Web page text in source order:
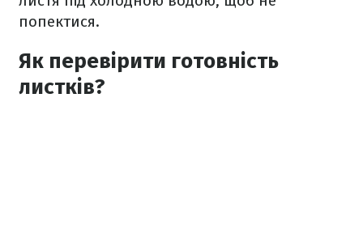
попектися.
Як перевірити готовність
листків?